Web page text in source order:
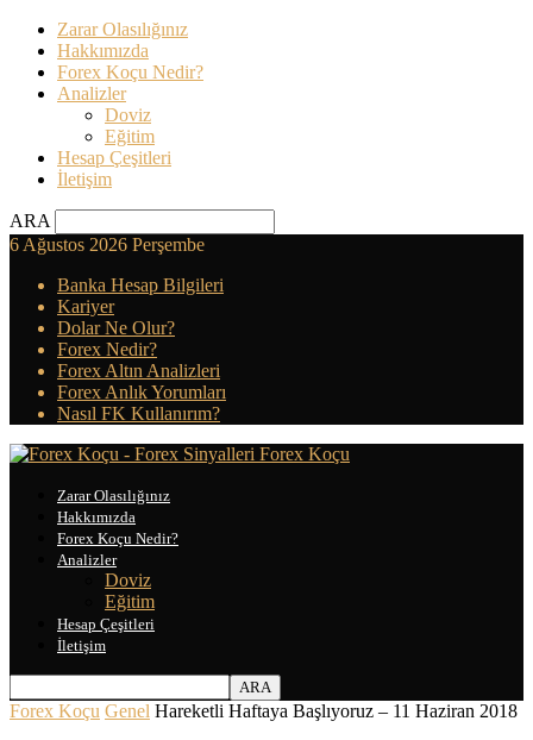
Zarar Olasılığınız
Hakkımızda
Forex Koçu Nedir?
Analizler
Doviz
Eğitim
Hesap Çeşitleri
İletişim
ARA
6 Ağustos 2026 Perşembe
Banka Hesap Bilgileri
Kariyer
Dolar Ne Olur?
Forex Nedir?
Forex Altın Analizleri
Forex Anlık Yorumları
Nasıl FK Kullanırım?
Forex Koçu
Zarar Olasılığınız
Hakkımızda
Forex Koçu Nedir?
Analizler
Doviz
Eğitim
Hesap Çeşitleri
İletişim
Forex Koçu Genel Hareketli Haftaya Başlıyoruz – 11 Haziran 2018